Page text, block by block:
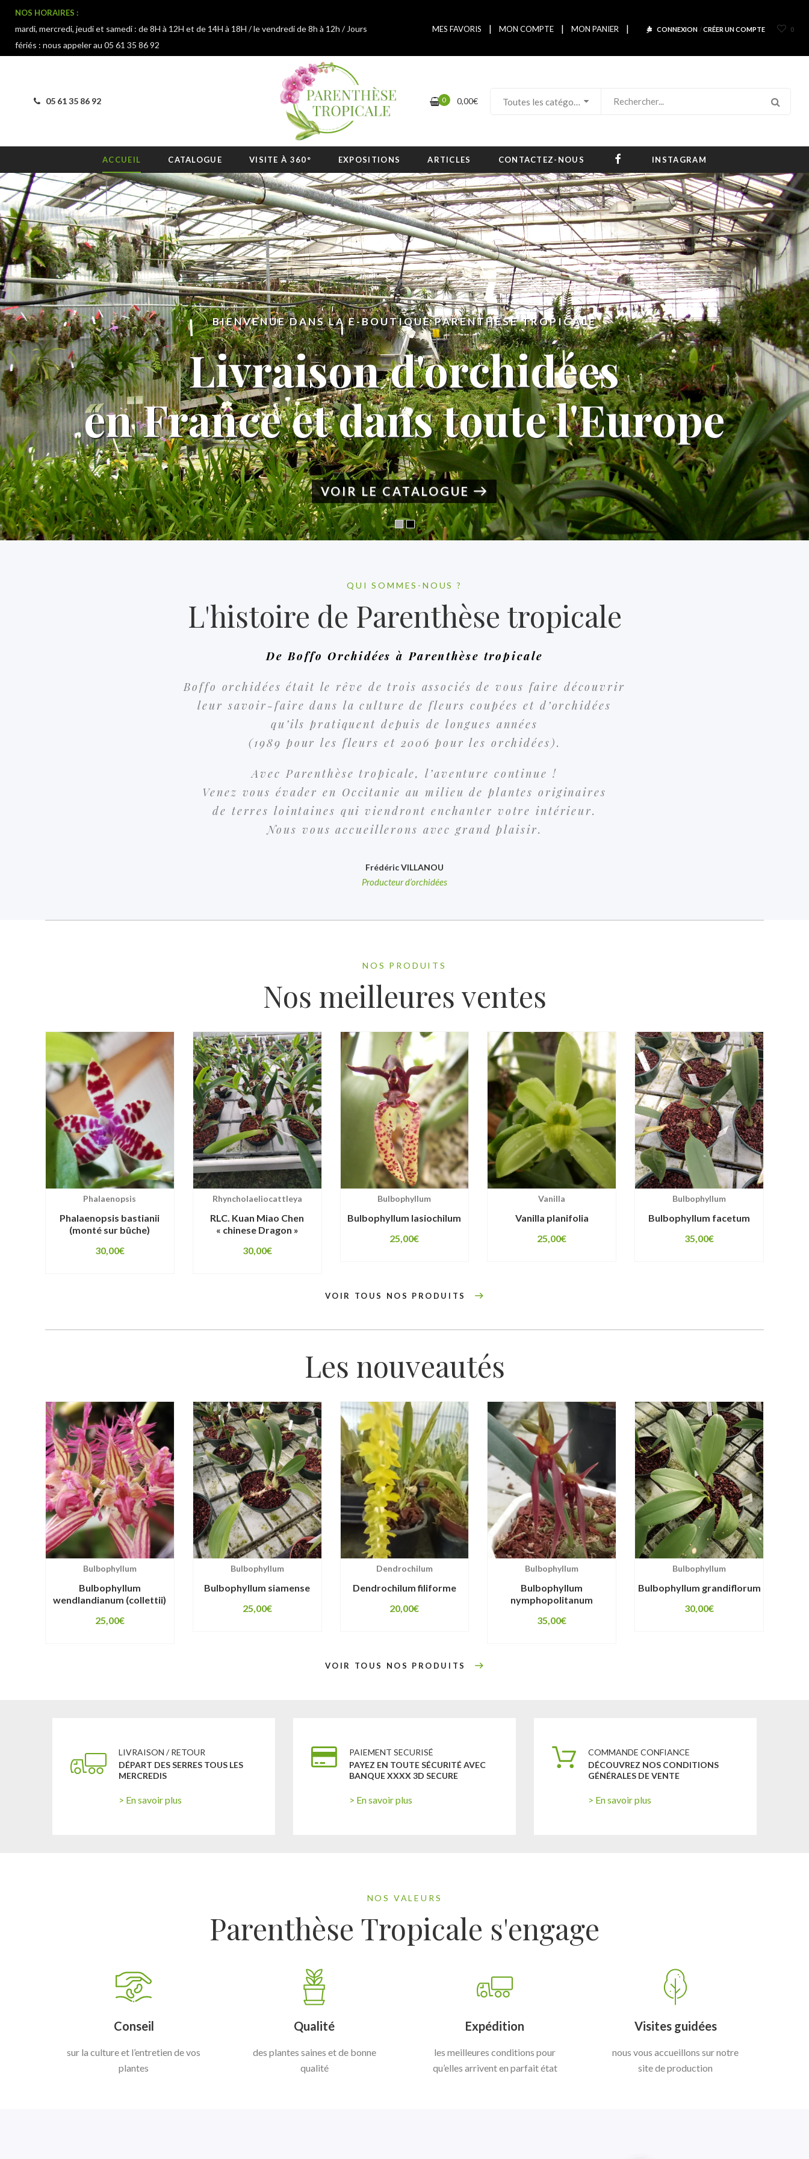
NOS HORAIRES :
mardi, mercredi, jeudi et samedi : de 8H à 12H et de 14H à 18H / le vendredi de 8h à 12h / Jours
fériés : nous appeler au 05 61 35 86 92
MES FAVORIS | MON COMPTE | MON PANIER | CONNEXION /CRÉER UN COMPTE 0
05 61 35 86 92
Orchidées
Parenthèse
Tropicale
0 0,00€
ACCUEIL CATALOGUE VISITE À 360° EXPOSITIONS ARTICLES CONTACTEZ-NOUS FACEBOOKINSTAGRAM
BIENVENUE DANS LA E-BOUTIQUE PARENTHÈSE TROPICALE
Livraison d'orchidées
en France et dans toute l'Europe
VOIR LE CATALOGUE
QUI SOMMES-NOUS ?
L'histoire de Parenthèse tropicale
De Boffo Orchidées à Parenthèse tropicale
Boffo orchidées était le rêve de trois associés de vous faire découvrir
leur savoir-faire dans la culture de fleurs coupées et d’orchidées
qu’ils pratiquent depuis de longues années
(1989 pour les fleurs et 2006 pour les orchidées).
Avec Parenthèse tropicale, l’aventure continue !
Venez vous évader en Occitanie au milieu de plantes originaires
de terres lointaines qui viendront enchanter votre intérieur.
Nous vous accueillerons avec grand plaisir.
Frédéric VILLANOU
Producteur d’orchidées
NOS PRODUITS
Nos meilleures ventes
Phalaenopsis
Phalaenopsis bastianii
(monté sur bûche)
30,00€
Rhyncholaeliocattleya
RLC. Kuan Miao Chen
« chinese Dragon »
30,00€
Bulbophyllum
Bulbophyllum lasiochilum
25,00€
Vanilla
Vanilla planifolia
25,00€
Bulbophyllum
Bulbophyllum facetum
35,00€
VOIR TOUS NOS PRODUITS
Les nouveautés
Bulbophyllum
Bulbophyllum
wendlandianum (collettii)
25,00€
Bulbophyllum
Bulbophyllum siamense
25,00€
Dendrochilum
Dendrochilum filiforme
20,00€
Bulbophyllum
Bulbophyllum
nymphopolitanum
35,00€
Bulbophyllum
Bulbophyllum grandiflorum
30,00€
VOIR TOUS NOS PRODUITS
LIVRAISON / RETOUR
DÉPART DES SERRES TOUS LES
MERCREDIS
> En savoir plus
PAIEMENT SECURISÉ
PAYEZ EN TOUTE SÉCURITÉ AVEC
BANQUE XXXX 3D SECURE
> En savoir plus
COMMANDE CONFIANCE
DÉCOUVREZ NOS CONDITIONS
GÉNÉRALES DE VENTE
> En savoir plus
NOS VALEURS
Parenthèse Tropicale s'engage
Conseil
sur la culture et l’entretien de vos
plantes
Qualité
des plantes saines et de bonne
qualité
Expédition
les meilleures conditions pour
qu’elles arrivent en parfait état
Visites guidées
nous vous accueillons sur notre
site de production